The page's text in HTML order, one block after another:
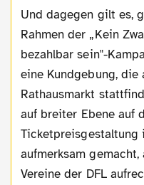
Und dagegen gilt es, gemeinsam anzugehen. Im
Rahmen der „Kein
bezahlbar sein"-
eine Kundgebung, die
Rathausmarkt
auf breiter Ebene auf
Ticketpreisgestaltung
aufmerksam
Vereine der DFL